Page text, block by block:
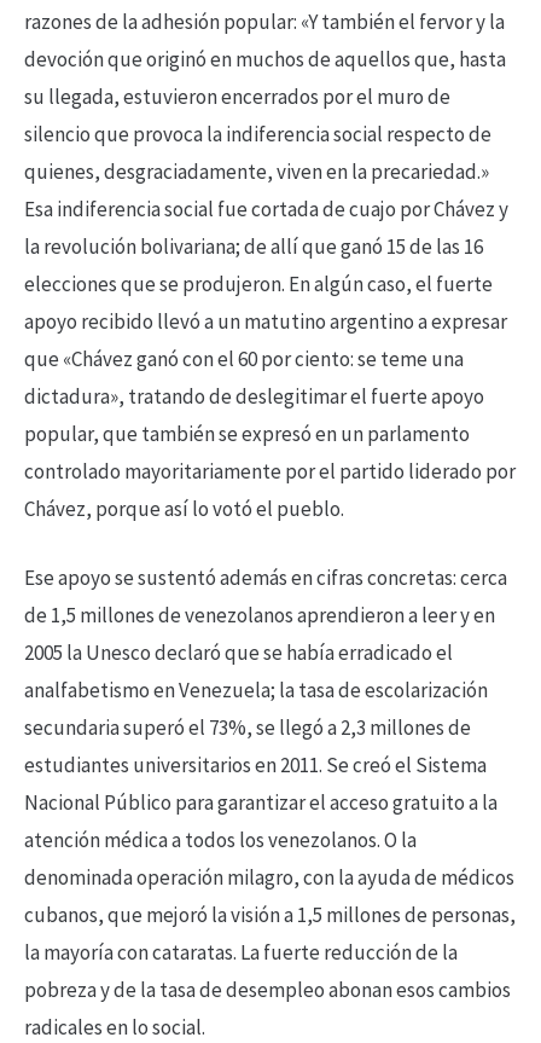
razones de la adhesión popular: «Y también el fervor y la
devoción que originó en muchos de aquellos que, hasta
su llegada, estuvieron encerrados por el muro de
silencio que provoca la indiferencia social respecto de
quienes, desgraciadamente, viven en la precariedad.»
Esa indiferencia social fue cortada de cuajo por Chávez y
la revolución bolivariana; de allí que ganó 15 de las 16
elecciones que se produjeron. En algún caso, el fuerte
apoyo recibido llevó a un matutino argentino a expresar
que «Chávez ganó con el 60 por ciento: se teme una
dictadura», tratando de deslegitimar el fuerte apoyo
popular, que también se expresó en un parlamento
controlado mayoritariamente por el partido liderado por
Chávez, porque así lo votó el pueblo.
Ese apoyo se sustentó además en cifras concretas: cerca
de 1,5 millones de venezolanos aprendieron a leer y en
2005 la Unesco declaró que se había erradicado el
analfabetismo en Venezuela; la tasa de escolarización
secundaria superó el 73%, se llegó a 2,3 millones de
estudiantes universitarios en 2011. Se creó el Sistema
Nacional Público para garantizar el acceso gratuito a la
atención médica a todos los venezolanos. O la
denominada operación milagro, con la ayuda de médicos
cubanos, que mejoró la visión a 1,5 millones de personas,
la mayoría con cataratas. La fuerte reducción de la
pobreza y de la tasa de desempleo abonan esos cambios
radicales en lo social.